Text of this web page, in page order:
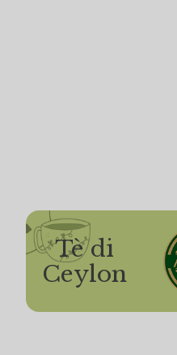
Tè di
Ceylon